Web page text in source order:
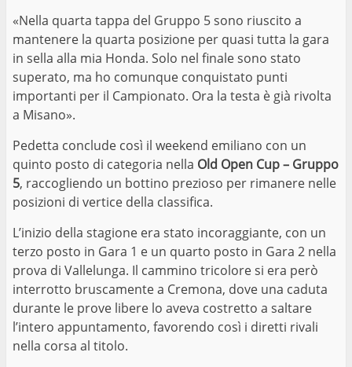
«Nella quarta tappa del Gruppo 5 sono riuscito a
mantenere la quarta posizione per quasi tutta la gara
in sella alla mia Honda. Solo nel finale sono stato
superato, ma ho comunque conquistato punti
importanti per il Campionato. Ora la testa è già rivolta
a Misano».
Pedetta conclude così il weekend emiliano con un
quinto posto di categoria nella Old Open Cup – Gruppo
5, raccogliendo un bottino prezioso per rimanere nelle
posizioni di vertice della classifica.
L’inizio della stagione era stato incoraggiante, con un
terzo posto in Gara 1 e un quarto posto in Gara 2 nella
prova di Vallelunga. Il cammino tricolore si era però
interrotto bruscamente a Cremona, dove una caduta
durante le prove libere lo aveva costretto a saltare
l’intero appuntamento, favorendo così i diretti rivali
nella corsa al titolo.